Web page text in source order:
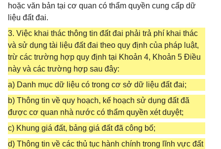
hoặc văn bản tại cơ quan có thẩm quyền cung cấp dữ
liệu đất đai.
3. Việc khai thác thông tin đất đai phải trả phí khai thác
và sử dụng tài liệu đất đai theo quy định của pháp luật,
trừ các trường hợp quy định tại Khoản 4, Khoản 5 Điều
này và các trường hợp sau đây:
a) Danh mục dữ liệu có trong cơ sở dữ liệu đất đai;
b) Thông tin về quy hoạch, kế hoạch sử dụng đất đã
được cơ quan nhà nước có thẩm quyền xét duyệt;
c) Khung giá đất, bảng giá đất đã công bố;
d) Thông tin về các thủ tục hành chính trong lĩnh vực đất